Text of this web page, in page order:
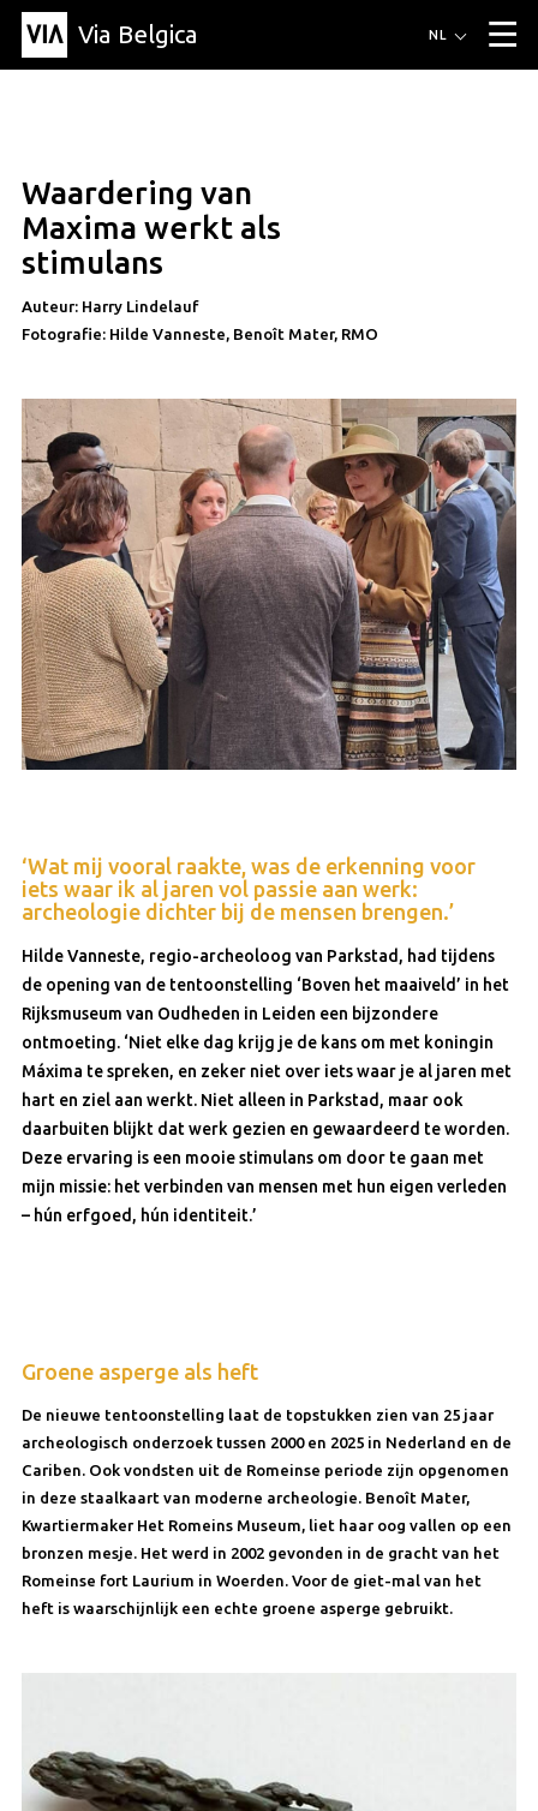
Via Belgica ▼
Artikel
Educatie
Recept
Vrienden
Over Via Belgica
NL
artikel
Waardering van
Maxima werkt als
stimulans
Auteur: Harry Lindelauf
Fotografie: Hilde Vanneste, Benoît Mater, RMO
‘Wat mij vooral raakte, was de erkenning voor
iets waar ik al jaren vol passie aan werk:
archeologie dichter bij de mensen brengen.’
Hilde Vanneste, regio-archeoloog van Parkstad, had tijdens
de opening van de tentoonstelling ‘Boven het maaiveld’ in het
Rijksmuseum van Oudheden in Leiden een bijzondere
ontmoeting. ‘Niet elke dag krijg je de kans om met koningin
Máxima te spreken, en zeker niet over iets waar je al jaren met
hart en ziel aan werkt. Niet alleen in Parkstad, maar ook
daarbuiten blijkt dat werk gezien en gewaardeerd te worden.
Deze ervaring is een mooie stimulans om door te gaan met
mijn missie: het verbinden van mensen met hun eigen verleden
– hún erfgoed, hún identiteit.’
Groene asperge als heft
De nieuwe tentoonstelling laat de topstukken zien van 25 jaar
archeologisch onderzoek tussen 2000 en 2025 in Nederland en de
Cariben. Ook vondsten uit de Romeinse periode zijn opgenomen
in deze staalkaart van moderne archeologie. Benoît Mater,
Kwartiermaker Het Romeins Museum, liet haar oog vallen op een
bronzen mesje. Het werd in 2002 gevonden in de gracht van het
Romeinse fort Laurium in Woerden. Voor de giet-mal van het
heft is waarschijnlijk een echte groene asperge gebruikt.